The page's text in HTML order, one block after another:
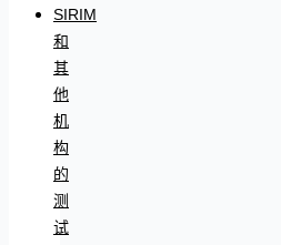
SIRIM
和
其
他
机
构
的
测
试